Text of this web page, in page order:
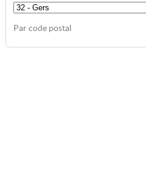
Par code postal